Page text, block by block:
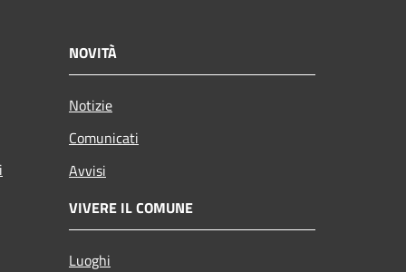
NOVITÀ
Notizie
Comunicati
Avvisi
VIVERE IL COMUNE
Luoghi